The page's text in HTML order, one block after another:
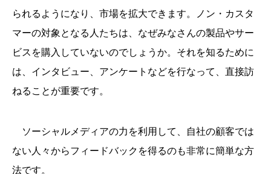
られるようになり、市場を拡大できます。ノン・カスタ
マーの対象となる人たちは、なぜみなさんの製品やサー
ビスを購入していないのでしょうか。それを知るために
は、インタビュー、アンケートなどを行なって、直接訪
ねることが重要です。
ソーシャルメディアの力を利用して、自社の顧客では
ない人々からフィードバックを得るのも非常に簡単な方
法です。